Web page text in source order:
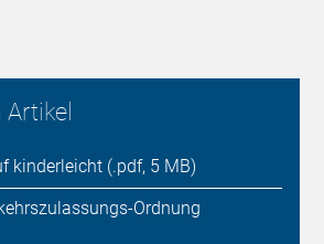
kinderleicht (.pdf, 5 MB)
Ordnung